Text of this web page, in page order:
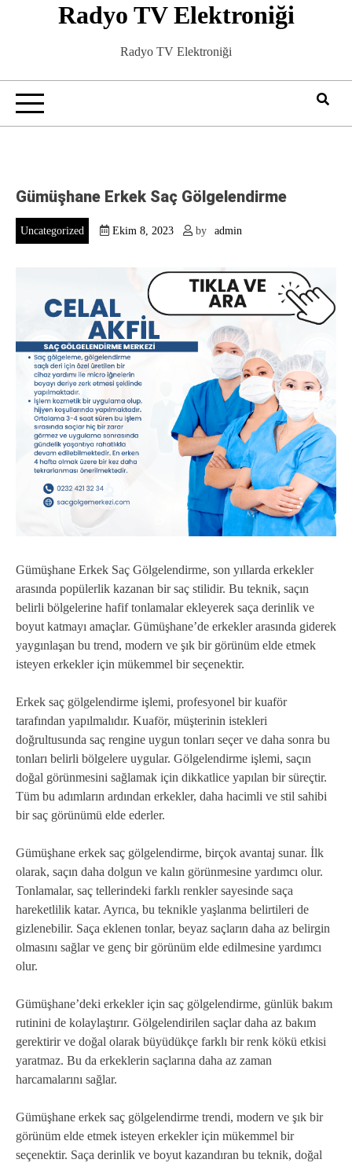
Radyo TV Elektroniği
Radyo TV Elektroniği
Gümüşhane Erkek Saç Gölgelendirme
Uncategorized Ekim 8, 2023 by admin
Gümüşhane Erkek Saç Gölgelendirme, son yıllarda erkekler
arasında popülerlik kazanan bir saç stilidir. Bu teknik, saçın
belirli bölgelerine hafif tonlamalar ekleyerek saça derinlik ve
boyut katmayı amaçlar. Gümüşhane’de erkekler arasında giderek
yaygınlaşan bu trend, modern ve şık bir görünüm elde etmek
isteyen erkekler için mükemmel bir seçenektir.
Erkek saç gölgelendirme işlemi, profesyonel bir kuaför
tarafından yapılmalıdır. Kuaför, müşterinin istekleri
doğrultusunda saç rengine uygun tonları seçer ve daha sonra bu
tonları belirli bölgelere uygular. Gölgelendirme işlemi, saçın
doğal görünmesini sağlamak için dikkatlice yapılan bir süreçtir.
Tüm bu adımların ardından erkekler, daha hacimli ve stil sahibi
bir saç görünümü elde ederler.
Gümüşhane erkek saç gölgelendirme, birçok avantaj sunar. İlk
olarak, saçın daha dolgun ve kalın görünmesine yardımcı olur.
Tonlamalar, saç tellerindeki farklı renkler sayesinde saça
hareketlilik katar. Ayrıca, bu teknikle yaşlanma belirtileri de
gizlenebilir. Saça eklenen tonlar, beyaz saçların daha az belirgin
olmasını sağlar ve genç bir görünüm elde edilmesine yardımcı
olur.
Gümüşhane’deki erkekler için saç gölgelendirme, günlük bakım
rutinini de kolaylaştırır. Gölgelendirilen saçlar daha az bakım
gerektirir ve doğal olarak büyüdükçe farklı bir renk kökü etkisi
yaratmaz. Bu da erkeklerin saçlarına daha az zaman
harcamalarını sağlar.
Gümüşhane erkek saç gölgelendirme trendi, modern ve şık bir
görünüm elde etmek isteyen erkekler için mükemmel bir
seçenektir. Saça derinlik ve boyut kazandıran bu teknik, doğal